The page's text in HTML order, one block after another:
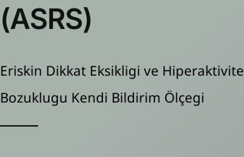
(ASRS)
⁠Eriskin Dikkat Eksikligi ve Hiperaktivite
Bozuklugu Kendi Bildirim Ölçegi